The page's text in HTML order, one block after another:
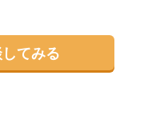
てみる